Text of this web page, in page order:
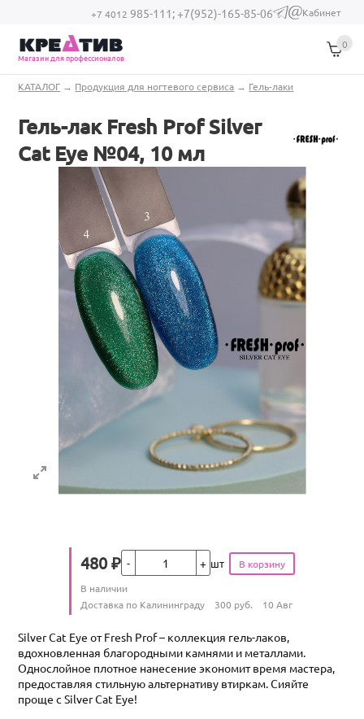
Перейти к основному содержанию
+7 4012 985-111;+7(952)-165-85-06
(link sends e-
Кабинет
Магазин для профессионалов
0
Вы здесь
КАТАЛОГ → Продукция для ногтевого сервиса → Гель-лаки
Гель-лак Fresh Prof Silver
Cat Eye №04, 10 мл
Цена
480 ₽Кол-во шт
Количество
В наличии
Условия доставки
Доставка по Калининграду 300 руб. 10 Авг
Silver Cat Eye от Fresh Prof – коллекция гель-лаков,
вдохновленная благородными камнями и металлами.
Однослойное плотное нанесение экономит время мастера,
предоставляя стильную альтернативу втиркам. Сияйте
проще с Silver Cat Eye!